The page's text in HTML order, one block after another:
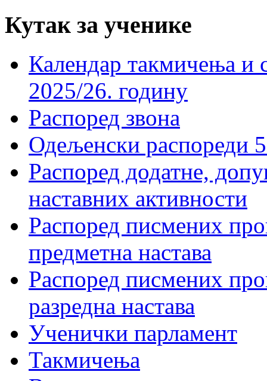
Кутак за ученике
Календар такмичења
2025/26. годину
Распоред звона
Одељенски распореди
Распоред додатне,
наставних активности
Распоред писмених
предметна настава
Распоред писмених
разредна настава
Ученички парламент
Такмичења